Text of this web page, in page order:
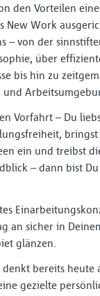
den Vorteilen
New Work
– von der
über
bis hin zu
und
Vorfahrt – Du
ein und treibst
– dann bist
an sicher in
glänzen.
denkt bereits heute
gezielte